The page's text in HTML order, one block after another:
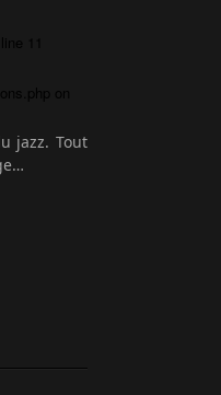
on
jazz. Tout